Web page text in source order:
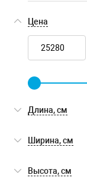
Цена
Длина, см
Ширина, см
Высота, см